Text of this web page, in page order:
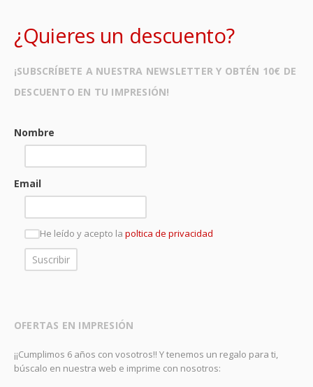
¿Quieres un descuento?
¡SUBSCRÍBETE A NUESTRA NEWSLETTER Y OBTÉN 10€ DE
DESCUENTO EN TU IMPRESIÓN!
Nombre
Email
He leído y acepto la poltica de privacidad
OFERTAS EN IMPRESIÓN
¡¡Cumplimos 6 años con vosotros!! Y tenemos un regalo para ti,
búscalo en nuestra web e imprime con nosotros: